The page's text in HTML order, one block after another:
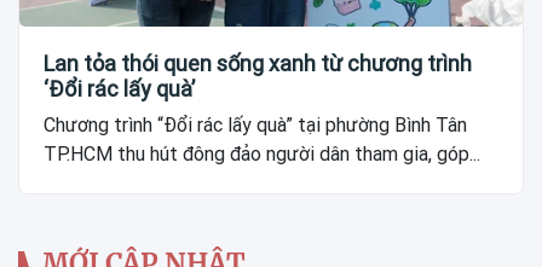
Lan tỏa thói quen sống xanh từ chương trình
‘Đổi rác lấy quà’
Chương trình “Đổi rác lấy quà” tại phường Bình Tân
TP.HCM thu hút đông đảo người dân tham gia, góp...